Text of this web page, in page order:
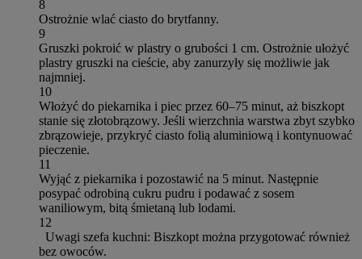
8
Ostrożnie wlać ciasto do brytfanny.
9
Gruszki pokroić w plastry o grubości 1 cm. Ostrożnie ułożyć
plastry gruszki na cieście, aby zanurzyły się możliwie jak
najmniej.
10
Włożyć do piekarnika i piec przez 60–75 minut, aż biszkopt
stanie się złotobrązowy. Jeśli wierzchnia warstwa zbyt szybko
zbrązowieje, przykryć ciasto folią aluminiową i kontynuować
pieczenie.
11
Wyjąć z piekarnika i pozostawić na 5 minut. Następnie
posypać odrobiną cukru pudru i podawać z sosem
waniliowym, bitą śmietaną lub lodami.
12
Uwagi szefa kuchni: Biszkopt można przygotować również
bez owoców.